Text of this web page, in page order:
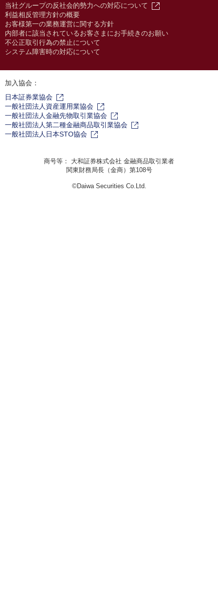
当社グループの反社会的勢力への対応について
利益相反管理方針の概要
お客様第一の業務運営に関する方針
内部者に該当されているお客さまにお手続きのお願い
不公正取引行為の禁止について
システム障害時の対応について
加入協会：
日本証券業協会
一般社団法人資産運用業協会
一般社団法人金融先物取引業協会
一般社団法人第二種金融商品取引業協会
一般社団法人日本STO協会
商号等： 大和証券株式会社 金融商品取引業者
関東財務局長（金商）第108号
©Daiwa Securities Co.Ltd.